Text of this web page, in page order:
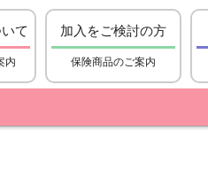
て
内
加入をご検討の方
保険商品のご案内